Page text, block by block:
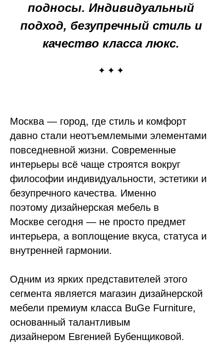
подносы. Индивидуальный
подход, безупречный стиль и
качество класса люкс.
Москва — город, где стиль и комфорт
давно стали неотъемлемыми элементами
повседневной жизни. Современные
интерьеры всё чаще строятся вокруг
философии индивидуальности, эстетики и
безупречного качества. Именно
поэтому дизайнерская мебель в
Москве сегодня — не просто предмет
интерьера, а воплощение вкуса, статуса и
внутренней гармонии.
Одним из ярких представителей этого
сегмента является магазин дизайнерской
мебели премиум класса BuGe Furniture,
основанный талантливым
дизайнером Евгенией Бубенщиковой.